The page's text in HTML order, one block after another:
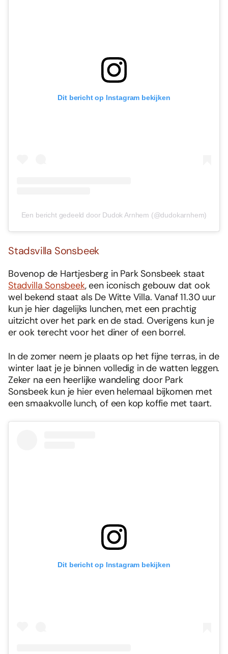
Dit bericht op Instagram bekijken
Een bericht gedeeld door Dudok Arnhem (@dudokarnhem)
Stadsvilla Sonsbeek
Bovenop de Hartjesberg in Park Sonsbeek staat
Stadvilla Sonsbeek, een iconisch gebouw dat ook
wel bekend staat als De Witte Villa. Vanaf 11.30 uur
kun je hier dagelijks lunchen, met een prachtig
uitzicht over het park en de stad. Overigens kun je
er ook terecht voor het diner of een borrel.
In de zomer neem je plaats op het fijne terras, in de
winter laat je je binnen volledig in de watten leggen.
Zeker na een heerlijke wandeling door Park
Sonsbeek kun je hier even helemaal bijkomen met
een smaakvolle lunch, of een kop koffie met taart.
Dit bericht op Instagram bekijken